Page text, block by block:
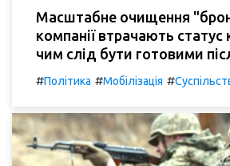
Масштабне очищення
компанії втрачають статус
чим слід бути готовими
#Політика #Мобілізація #